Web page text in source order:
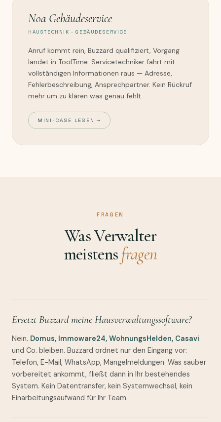
Noa Gebäudeservice
HAUSTECHNIK · GEBÄUDESERVICE
Anruf kommt rein, Buzzard qualifiziert, Vorgang
landet in ToolTime. Servicetechniker fährt mit
vollständigen Informationen raus — Adresse,
Fehlerbeschreibung, Ansprechpartner. Kein Rückruf
mehr um zu klären was genau fehlt.
MINI-CASE LESEN →
FRAGEN
Was Verwalter
meistensfragen
Ersetzt Buzzard meine Hausverwaltungssoftware?
Nein. Domus, Immoware24, WohnungsHelden, Casavi
und Co. bleiben. Buzzard ordnet nur den Eingang vor:
Telefon, E-Mail, WhatsApp, Mängelmeldungen. Was sauber
vorbereitet ankommt, fließt dann in Ihr bestehendes
System. Kein Datentransfer, kein Systemwechsel, kein
Einarbeitungsaufwand für Ihr Team.